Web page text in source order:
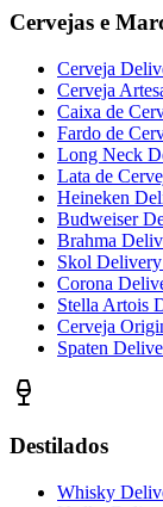
Cervejas e
Cerveja
Cerveja
Caixa de
Fardo de
Long Neck
Lata de
Heineken
Budweiser
Brahma
Skol Delivery
Corona
Stella Artois
Cerveja
Spaten
Destilados
Whisky